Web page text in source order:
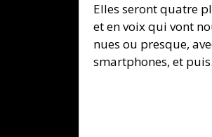
Elles seront quatre
et en voix qui vont
nues ou presque,
smartphones, et